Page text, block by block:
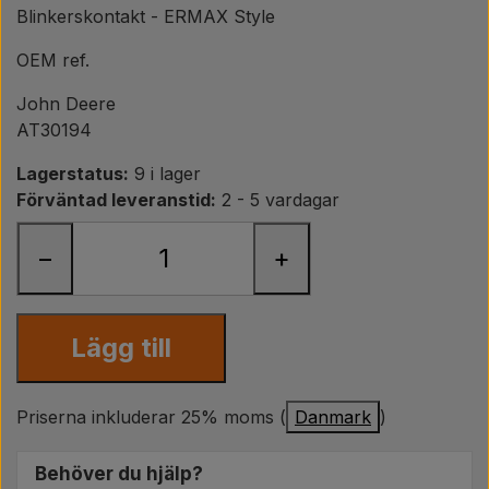
Verkstad/ Verktyg
Blinkerskontakt - ERMAX Style
OEM ref.
John Deere
AT30194
Lagerstatus: 9 i lager
Förväntad leveranstid: 2 - 5 vardagar
− +
Lägg till
Priserna inkluderar 25% moms ( Danmark )
Behöver du hjälp?